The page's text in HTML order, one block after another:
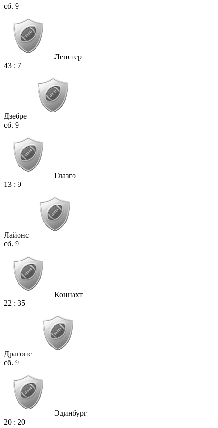
сб. 9
Ленстер
43 : 7
Дзебре
сб. 9
Глазго
13 : 9
Лайонс
сб. 9
Коннахт
22 : 35
Драгонс
сб. 9
Эдинбург
20 : 20